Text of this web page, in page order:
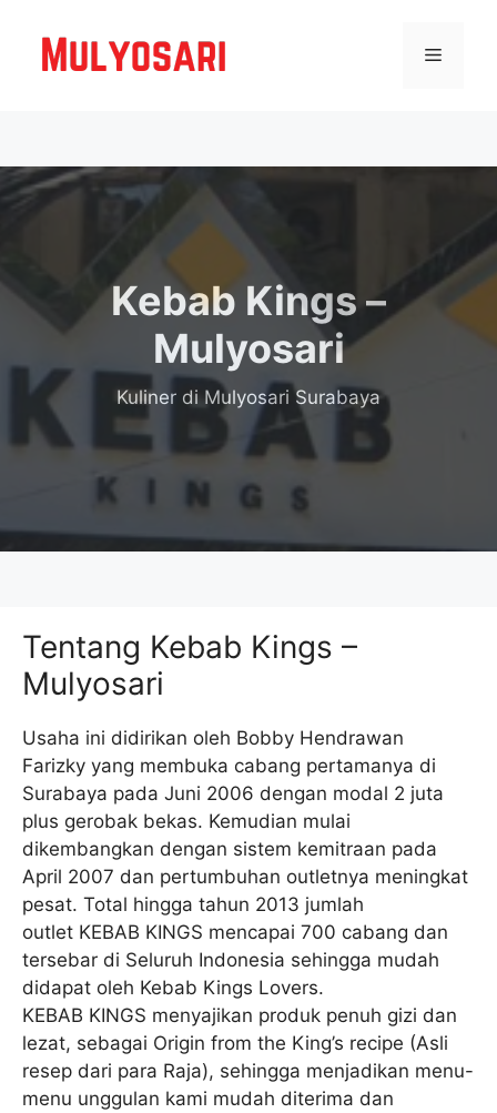
Menu
Kebab Kings –
Mulyosari
Kuliner di Mulyosari Surabaya
Tentang Kebab Kings –
Mulyosari
Usaha ini didirikan oleh Bobby Hendrawan
Farizky yang membuka cabang pertamanya di
Surabaya pada Juni 2006 dengan modal 2 juta
plus gerobak bekas. Kemudian mulai
dikembangkan dengan sistem kemitraan pada
April 2007 dan pertumbuhan outletnya meningkat
pesat. Total hingga tahun 2013 jumlah
outlet KEBAB KINGS mencapai 700 cabang dan
tersebar di Seluruh Indonesia sehingga mudah
didapat oleh Kebab Kings Lovers.
KEBAB KINGS menyajikan produk penuh gizi dan
lezat, sebagai Origin from the King’s recipe (Asli
resep dari para Raja), sehingga menjadikan menu-
menu unggulan kami mudah diterima dan